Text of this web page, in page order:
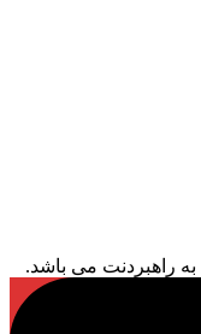
راهبردنت می باشد.